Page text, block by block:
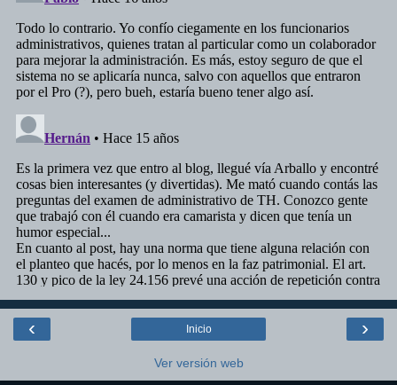
‹ ›
Inicio
Ver versión web